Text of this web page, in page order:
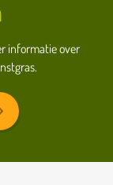
informatie over